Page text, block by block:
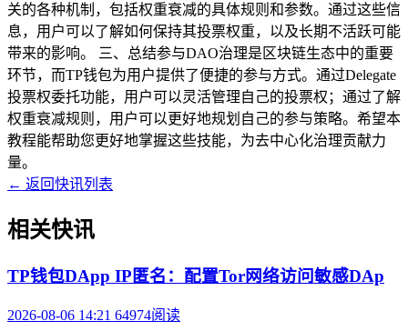
关的各种机制，包括权重衰减的具体规则和参数。通过这些信
息，用户可以了解如何保持其投票权重，以及长期不活跃可能
带来的影响。 三、总结参与DAO治理是区块链生态中的重要
环节，而TP钱包为用户提供了便捷的参与方式。通过Delegate
投票权委托功能，用户可以灵活管理自己的投票权；通过了解
权重衰减规则，用户可以更好地规划自己的参与策略。希望本
教程能帮助您更好地掌握这些技能，为去中心化治理贡献力
量。
← 返回快讯列表
相关快讯
TP钱包DApp IP匿名：配置Tor网络访问敏感DAp
2026-08-06 14:21 64974阅读